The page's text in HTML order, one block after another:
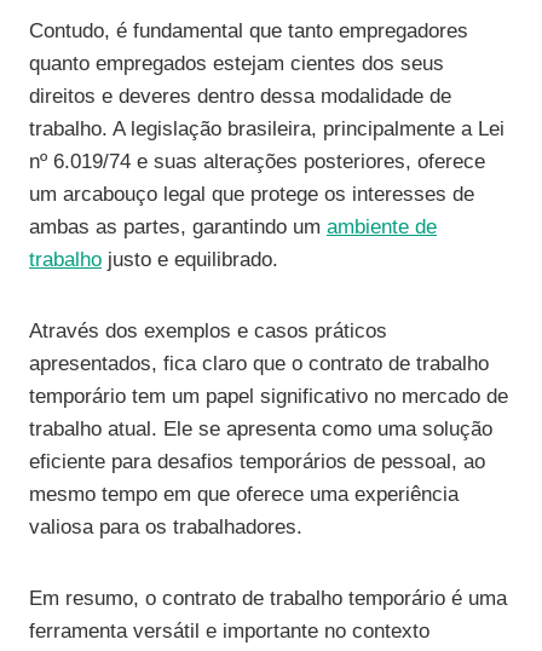
Contudo, é fundamental que tanto empregadores
quanto empregados estejam cientes dos seus
direitos e deveres dentro dessa modalidade de
trabalho. A legislação brasileira, principalmente a Lei
nº 6.019/74 e suas alterações posteriores, oferece
um arcabouço legal que protege os interesses de
ambas as partes, garantindo um ambiente de
trabalho justo e equilibrado.
Através dos exemplos e casos práticos
apresentados, fica claro que o contrato de trabalho
temporário tem um papel significativo no mercado de
trabalho atual. Ele se apresenta como uma solução
eficiente para desafios temporários de pessoal, ao
mesmo tempo em que oferece uma experiência
valiosa para os trabalhadores.
Em resumo, o contrato de trabalho temporário é uma
ferramenta versátil e importante no contexto